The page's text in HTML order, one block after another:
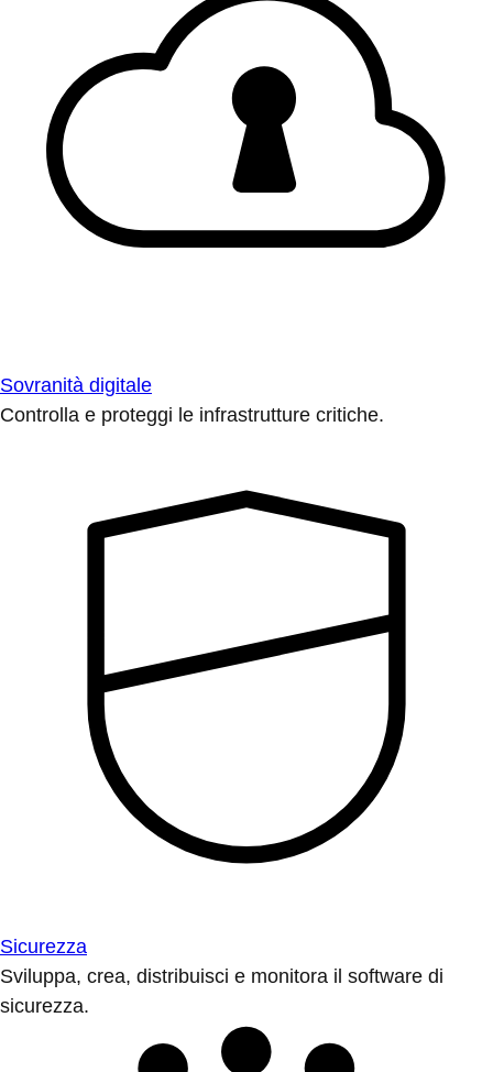
Sovranità digitale
Controlla e proteggi le infrastrutture critiche.
Sicurezza
Sviluppa, crea, distribuisci e monitora il software di
sicurezza.